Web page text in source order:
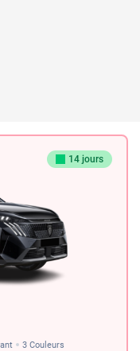
14 jours
3 Couleurs